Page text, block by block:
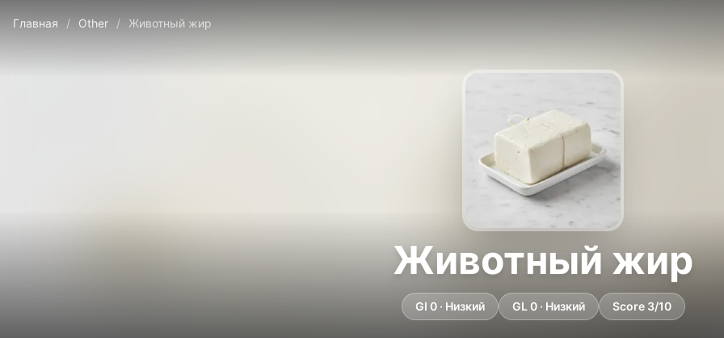
Главная / Other / Животный жир
Животный жир
GI 0 · Низкий GL 0 · Низкий Score 3/10